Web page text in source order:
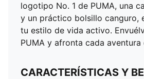
logotipo No. 1 de PUMA, una
y un práctico bolsillo canguro,
tu estilo de vida activo.
PUMA y afronta cada
CARACTERÍSTICAS Y